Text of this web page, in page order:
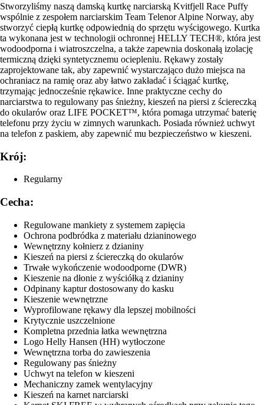
Stworzyliśmy naszą damską kurtkę narciarską Kvitfjell Race Puffy
wspólnie z zespołem narciarskim Team Telenor Alpine Norway, aby
stworzyć ciepłą kurtkę odpowiednią do sprzętu wyścigowego. Kurtka
ta wykonana jest w technologii ochronnej HELLY TECH®, która jest
wodoodporna i wiatroszczelna, a także zapewnia doskonałą izolację
termiczną dzięki syntetycznemu ociepleniu. Rękawy zostały
zaprojektowane tak, aby zapewnić wystarczająco dużo miejsca na
ochraniacz na ramię oraz aby łatwo zakładać i ściągać kurtkę,
trzymając jednocześnie rękawice. Inne praktyczne cechy do
narciarstwa to regulowany pas śnieżny, kieszeń na piersi z ściereczką
do okularów oraz LIFE POCKET™, która pomaga utrzymać baterię
telefonu przy życiu w zimnych warunkach. Posiada również uchwyt
na telefon z paskiem, aby zapewnić mu bezpieczeństwo w kieszeni.
Krój:
Regularny
Cecha:
Regulowane mankiety z systemem zapięcia
Ochrona podbródka z materiału dzianinowego
Wewnętrzny kołnierz z dzianiny
Kieszeń na piersi z ściereczką do okularów
Trwałe wykończenie wodoodporne (DWR)
Kieszenie na dłonie z wyściółką z dzianiny
Odpinany kaptur dostosowany do kasku
Kieszenie wewnętrzne
Wyprofilowane rękawy dla lepszej mobilności
Krytycznie uszczelnione
Kompletna przednia łatka wewnętrzna
Logo Helly Hansen (HH) wytłoczone
Wewnętrzna torba do zawieszenia
Regulowany pas śnieżny
Uchwyt na telefon w kieszeni
Mechaniczny zamek wentylacyjny
Kieszeń na karnet narciarski